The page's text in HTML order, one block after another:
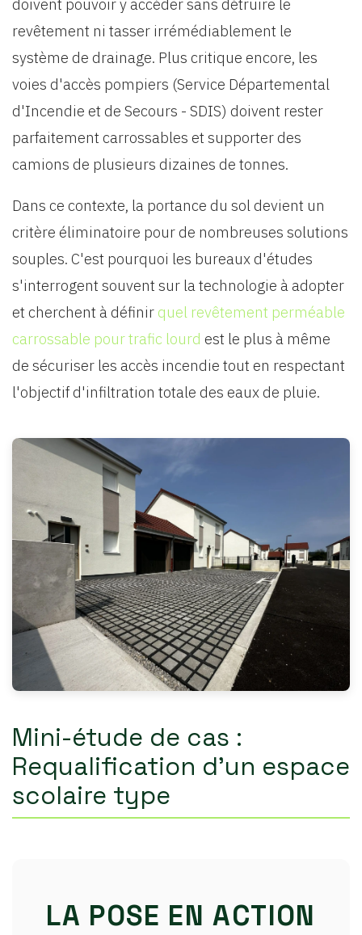
doivent pouvoir y accéder sans détruire le
revêtement ni tasser irrémédiablement le
système de drainage. Plus critique encore, les
voies d'accès pompiers (Service Départemental
d'Incendie et de Secours - SDIS) doivent rester
parfaitement carrossables et supporter des
camions de plusieurs dizaines de tonnes.
Dans ce contexte, la portance du sol devient un
critère éliminatoire pour de nombreuses solutions
souples. C'est pourquoi les bureaux d'études
s'interrogent souvent sur la technologie à adopter
et cherchent à définir quel revêtement perméable
carrossable pour trafic lourd est le plus à même
de sécuriser les accès incendie tout en respectant
l'objectif d'infiltration totale des eaux de pluie.
Mini-étude de cas :
Requalification d'un espace
scolaire type
LA POSE EN ACTION